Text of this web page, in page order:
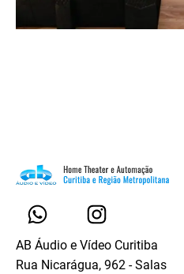
AB Áudio e Vídeo Curitiba
Rua Nicarágua, 962 - Salas